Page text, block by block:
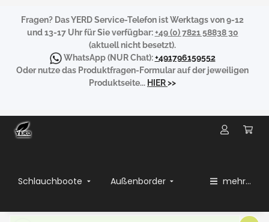
Fragen? Das YERD Service-Telefon ist Werktags von 9-12
und 13-17 Uhr für Sie verfügbar:+49 (0) 7821 58838 30
(aktuell nicht besetzt).
WhatsApp(NUR Chat):+491796159552
Oder nutze das Produktfragen-Formular auf der jeweiligen
Produktseite... HIER>>
Schlauchboote Außenborder mehr...